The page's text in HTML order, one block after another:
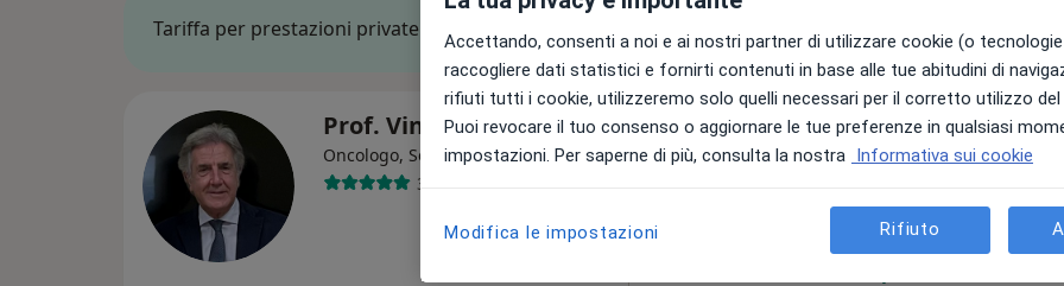
Tariffa per prestazioni private. L’importo può variare in base alla copertura assicurativa.
Prof. Vincenzo Adamo
Oncologo, Senologo·Altro
3 recensioni
Oggi
7 Ago
Domani
8 Ago
Dom,
9 Ago
Lun,
10 Ago
Non ci sono agende disponibili!
Accettando, consenti a noi e ai nostri partner di utilizzare cookie (o
raccogliere dati statistici e fornirti contenuti in base alle tue abitudini di
rifiuti tutti i cookie, utilizzeremo solo quelli necessari per il corretto utilizzo
Puoi revocare il tuo consenso o aggiornare le tue preferenze in qualsiasi
impostazioni. Per saperne di più, consulta la nostra Informativa sui cookie
Modifica le impostazioni Rifiuto